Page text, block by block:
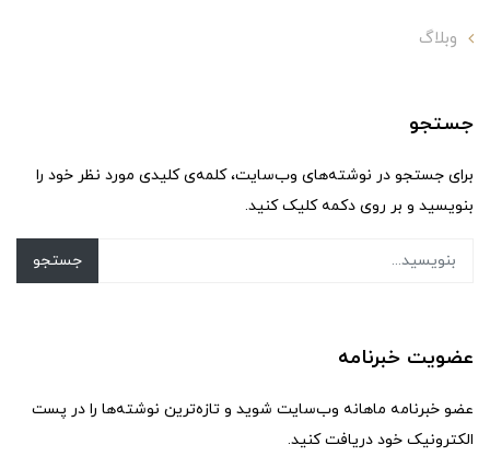
وبلاگ
جستجو
برای جستجو در نوشته‌های وب‌سایت، کلمه‌ی کلیدی مورد نظر خود را
بنویسید و بر روی دکمه کلیک کنید.
جستجو
عضویت خبرنامه
عضو خبرنامه ماهانه وب‌سایت شوید و تازه‌ترین نوشته‌ها را در پست
الکترونیک خود دریافت کنید.